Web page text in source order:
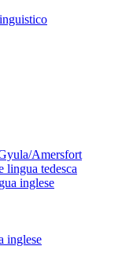
Amersfort
lingua tedesca
inglese
inglese